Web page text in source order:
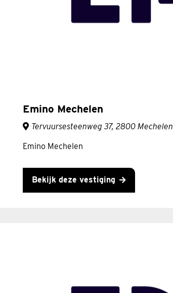
Emino Mechelen
Tervuursesteenweg 37, 2800 Mechelen
Emino Mechelen
Bekijk deze vestiging